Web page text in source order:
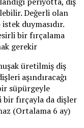
Değerli olan
duymasıdır.
bir fırçalama
gerekir
üretilmiş diş
aşındıracağı
süpürgeyle
bir fırçayla da dişler
(Ortalama 6 ay)